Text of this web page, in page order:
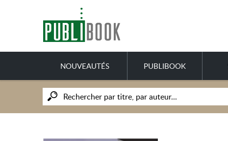
NOUVEAUTÉS PUBLIBOOK